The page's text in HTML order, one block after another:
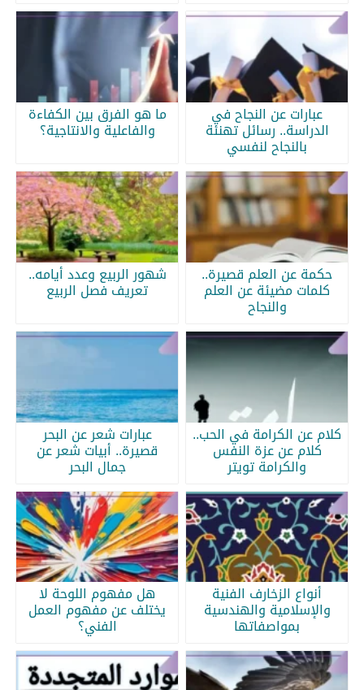
عبارات عن النجاح في
الدراسة.. رسائل تهنئة
بالنجاح لنفسي
ما هو الفرق بين الكفاءة
والفاعلية والانتاجية؟
حكمة عن العلم قصيرة..
كلمات مضيئة عن العلم
والنجاح
شهور الربيع وعدد أيامه..
تعريف فصل الربيع
كلام عن الكرامة في الحب..
كلام عن عزة النفس
والكرامة تويتر
عبارات شعر عن البحر
قصيرة.. أبيات شعر عن
جمال البحر
أنواع الزخارف الفنية
والإسلامية والهندسية
بمواصفاتها
هل مفهوم اللوحة لا
يختلف عن مفهوم العمل
الفني؟